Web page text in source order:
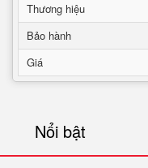
Thương hiệu
Bảo hành
Giá
Nổi bật